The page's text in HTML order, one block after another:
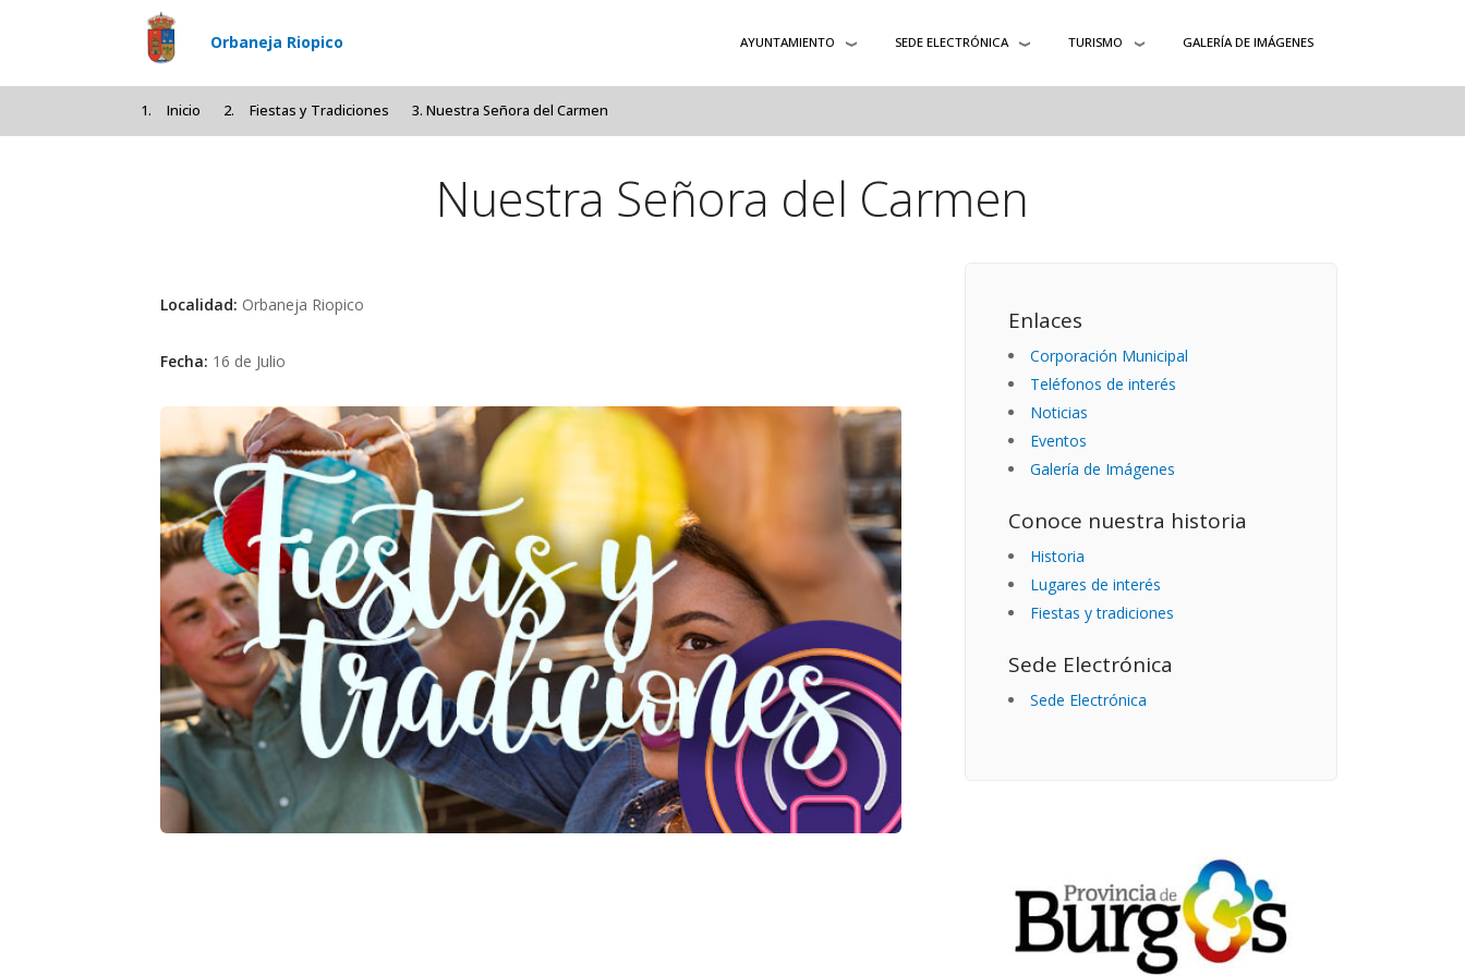
Pasar al contenido principal
Orbaneja Riopico AYUNTAMIENTO SEDE ELECTRÓNICA TURISMO GALERÍA DE IMÁGENES
Inicio Fiestas y Tradiciones Nuestra Señora del Carmen
Nuestra Señora del Carmen
Enlaces
Corporación Municipal
Teléfonos de interés
Noticias
Eventos
Galería de Imágenes
Conoce nuestra historia
Historia
Lugares de interés
Fiestas y tradiciones
Sede Electrónica
Sede Electrónica
Localidad: Orbaneja Riopico
Fecha: 16 de Julio